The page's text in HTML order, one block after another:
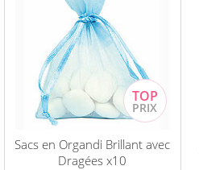
Sacs en Organdi Brillant avec
Dragées x10